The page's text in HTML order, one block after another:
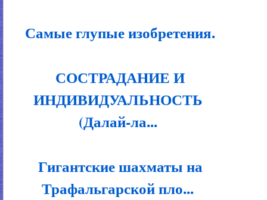
Самые глупые изобретения.
СОСТРАДАНИЕ И
ИНДИВИДУАЛЬНОСТЬ
(Далай-ла...
Гигантские шахматы на
Трафальгарской пло...